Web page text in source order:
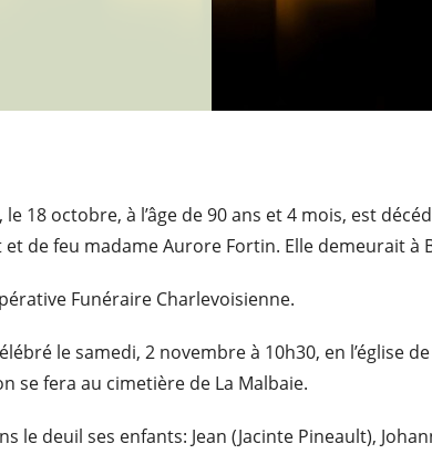
le 18 octobre, à l’âge de 90 ans et 4 mois, est
de feu madame Aurore Fortin. Elle demeurait à
Funéraire Charlevoisienne.
le samedi, 2 novembre à 10h30, en l’église
se fera au cimetière de La Malbaie.
le deuil ses enfants: Jean (Jacinte Pineault),